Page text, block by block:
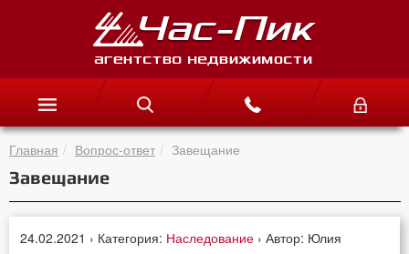
Главная Вопрос-ответ Завещание
Завещание
24.02.2021 › Категория: Наследование › Автор: Юлия